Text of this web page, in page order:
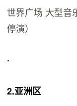
世界广场 大型音
停演）
·
2.亚洲区